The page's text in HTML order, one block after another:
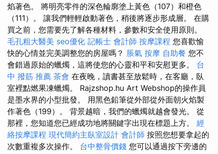
焰著色。 將明亮零件的深色輪廓塗上黃色（107）和橙色
（111）。 讓我們輕輕啟動著色，稍後將逐步形成層。 在購
買之前，您需要先了解各種材料，參數和安全使用原則。
毛孔粗大醫美 seo優化 記帳士 會計師 按摩課程 您喜歡愉
快的心情並完美調整您的房屋嗎？ 脹氣 按摩 自助餐 您不
會錯過原始的蠟燭，這將使您的心靈和平和安慰更多。 台
中 撥筋 推薦 茶會 在夜晚，讀書甚至放鬆時，在客廳，臥
室裡點燃果凍蠟燭。 Rajzshop.hu Art Webshop的操作員
是墨水界的小型批發。 用黑色鉛筆從外部從外面朝火焰製
作著色（199）。 背景越暗，我們的蠟燭就越會發光。 從
那裡，您知道您已經成功地將關鍵字出現在標題上方。 經
絡按摩課程 現代簡約主臥室設計 會計師 按照您想要拿起的
次數重複多次操作。 台中整骨價錢 您可以通過按下旁邊的